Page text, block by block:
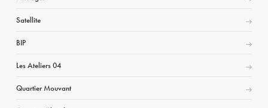
Satellite
BIP
Les Ateliers 04
Quartier Mouvant